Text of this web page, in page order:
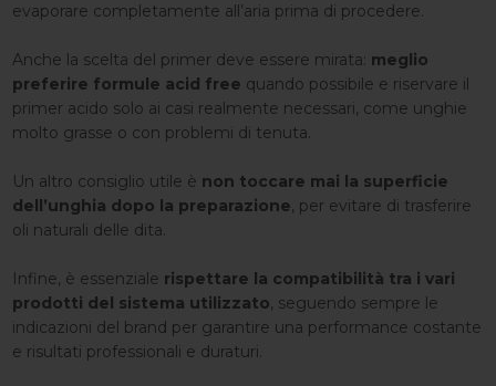
evaporare completamente all’aria prima di procedere.
Anche la scelta del primer deve essere mirata: meglio
preferire formule acid free quando possibile e riservare il
primer acido solo ai casi realmente necessari, come unghie
molto grasse o con problemi di tenuta.
Un altro consiglio utile è non toccare mai la superficie
dell’unghia dopo la preparazione, per evitare di trasferire
oli naturali delle dita.
Infine, è essenziale rispettare la compatibilità tra i vari
prodotti del sistema utilizzato, seguendo sempre le
indicazioni del brand per garantire una performance costante
e risultati professionali e duraturi.